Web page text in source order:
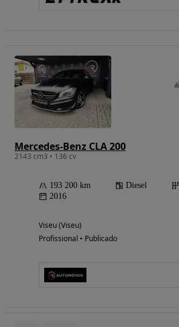
Mercedes-Benz CLA 200
2143 cm3 • 136 cv
193 200 km Diesel
2016
Viseu (Viseu)
Profissional • Publicado